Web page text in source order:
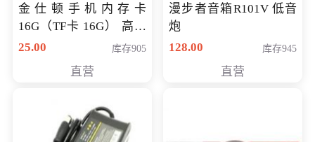
金仕顿手机内存卡
16G（TF卡 16G） 高速
卡 CLASS 10
25.00 库存905
直营
漫步者音箱R101V 低音
炮
128.00
库存945
直营